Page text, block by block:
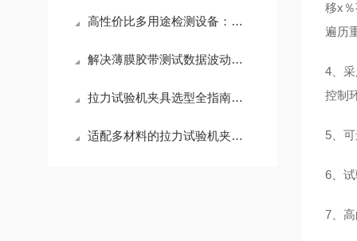
高性价比多用途检测设备：双柱万能拉力试验机的测试能力大盘点
解决薄膜胶带测试数据波动痛点：500kg微电脑单柱拉力机标准化操作手册
拉力试验机夹具选型全指南：从特性到场景，选对配件少走弯路
适配多材料的拉力试验机夹具设计指南
移x
遍历
4、
控制
5、
6、
7、